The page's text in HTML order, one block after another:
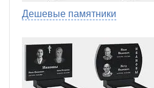
Дешевые памятники